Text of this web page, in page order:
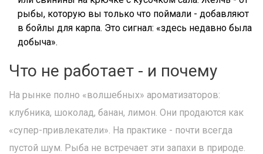
рыбы, которую вы только что поймали - добавляют
в бойлы для карпа. Это сигнал: «здесь недавно была
добыча».
Что не работает - и почему
На рынке полно «волшебных» ароматизаторов:
клубника, шоколад, банан, лимон. Они продаются как
«супер-привлекатели». На практике - почти всегда
пустой шум. Рыба не встречает эти запахи в природе.